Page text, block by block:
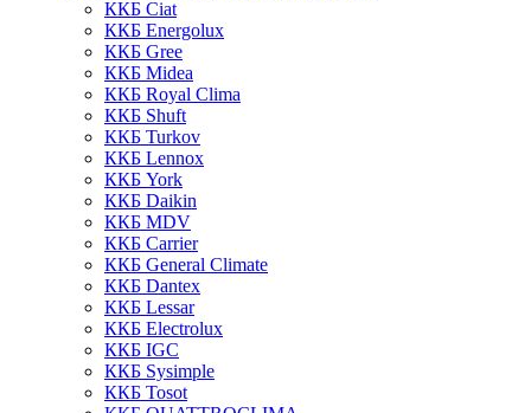
ККБ Ciat
ККБ Energolux
ККБ Gree
ККБ Midea
ККБ Royal Clima
ККБ Shuft
ККБ Turkov
ККБ Lennox
ККБ York
ККБ Daikin
ККБ MDV
ККБ Carrier
ККБ General Climate
ККБ Dantex
ККБ Lessar
ККБ Electrolux
ККБ IGC
ККБ Sysimple
ККБ Tosot